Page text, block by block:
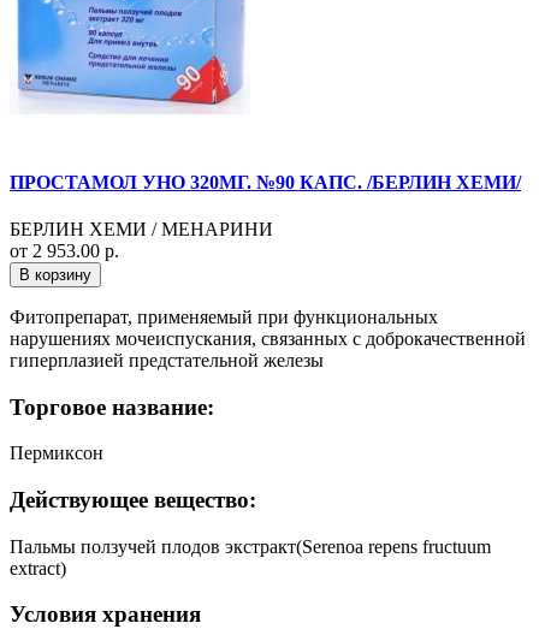
ПРОСТАМОЛ УНО 320МГ. №90 КАПС. /БЕРЛИН ХЕМИ/
БЕРЛИН ХЕМИ / МЕНАРИНИ
от 2 953.00 р.
В корзину
Фитопрепарат, применяемый при функциональных
нарушениях мочеиспускания, связанных с доброкачественной
гиперплазией предстательной железы
Торговое название:
Пермиксон
Действующее вещество:
Пальмы ползучей плодов экстракт(Serenoa repens fructuum
extract)
Условия хранения